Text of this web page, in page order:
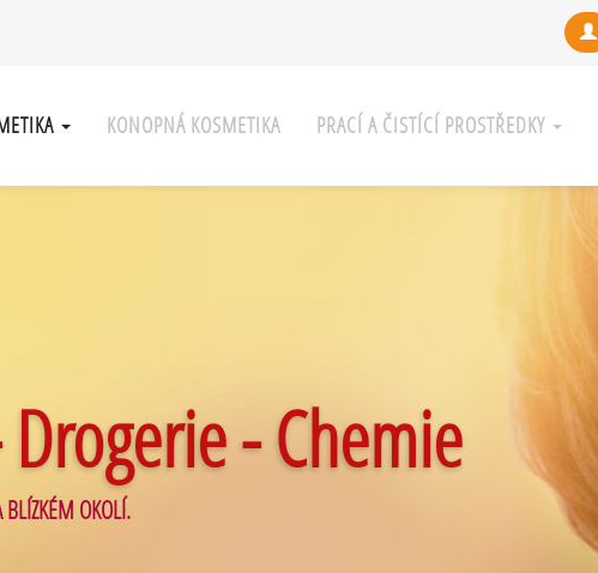
KONOPNÁ KOSMETIKA PRACÍ A ČISTÍCÍ PROSTŘEDKY
- Chemie
BLÍZKÉM OKOLÍ.